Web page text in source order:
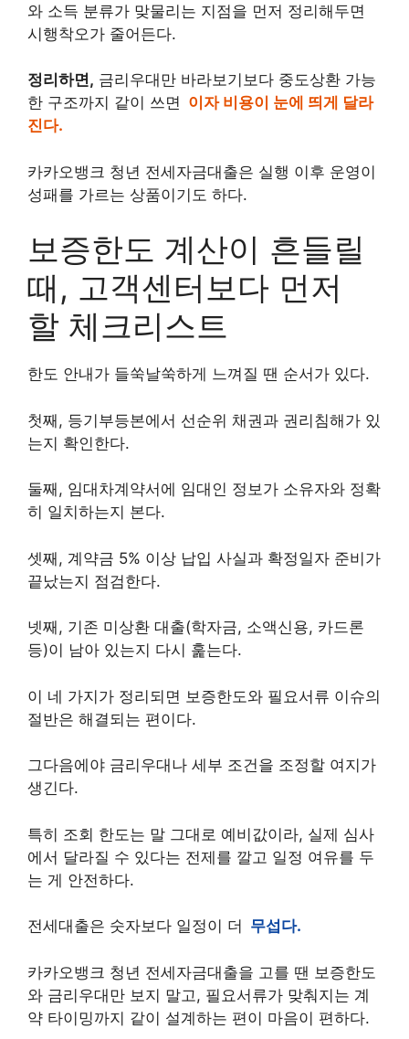
와 소득 분류가 맞물리는 지점을 먼저 정리해두면
시행착오가 줄어든다.
정리하면, 금리우대만 바라보기보다 중도상환 가능
한 구조까지 같이 쓰면 이자 비용이 눈에 띄게 달라
진다.
카카오뱅크 청년 전세자금대출은 실행 이후 운영이
성패를 가르는 상품이기도 하다.
보증한도 계산이 흔들릴
때, 고객센터보다 먼저
할 체크리스트
한도 안내가 들쑥날쑥하게 느껴질 땐 순서가 있다.
첫째, 등기부등본에서 선순위 채권과 권리침해가 있
는지 확인한다.
둘째, 임대차계약서에 임대인 정보가 소유자와 정확
히 일치하는지 본다.
셋째, 계약금 5% 이상 납입 사실과 확정일자 준비가
끝났는지 점검한다.
넷째, 기존 미상환 대출(학자금, 소액신용, 카드론
등)이 남아 있는지 다시 훑는다.
이 네 가지가 정리되면 보증한도와 필요서류 이슈의
절반은 해결되는 편이다.
그다음에야 금리우대나 세부 조건을 조정할 여지가
생긴다.
특히 조회 한도는 말 그대로 예비값이라, 실제 심사
에서 달라질 수 있다는 전제를 깔고 일정 여유를 두
는 게 안전하다.
전세대출은 숫자보다 일정이 더 무섭다.
카카오뱅크 청년 전세자금대출을 고를 땐 보증한도
와 금리우대만 보지 말고, 필요서류가 맞춰지는 계
약 타이밍까지 같이 설계하는 편이 마음이 편하다.